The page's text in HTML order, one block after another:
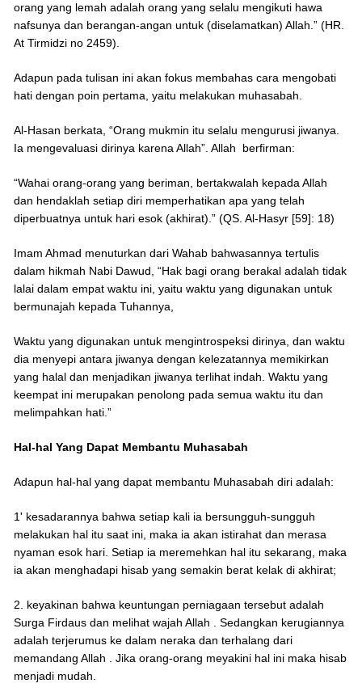
orang yang lemah adalah orang yang selalu mengikuti hawa
nafsunya dan berangan-angan untuk (diselamatkan) Allah.” (HR.
At Tirmidzi no 2459).
Adapun pada tulisan ini akan fokus membahas cara mengobati
hati dengan poin pertama, yaitu melakukan muhasabah.
Al-Hasan berkata, “Orang mukmin itu selalu mengurusi jiwanya.
Ia mengevaluasi dirinya karena Allah”. Allah berfirman:
“Wahai orang-orang yang beriman, bertakwalah kepada Allah
dan hendaklah setiap diri memperhatikan apa yang telah
diperbuatnya untuk hari esok (akhirat).” (QS. Al-Hasyr [59]: 18)
Imam Ahmad menuturkan dari Wahab bahwasannya tertulis
dalam hikmah Nabi Dawud, “Hak bagi orang berakal adalah tidak
lalai dalam empat waktu ini, yaitu waktu yang digunakan untuk
bermunajah kepada Tuhannya,
Waktu yang digunakan untuk mengintrospeksi dirinya, dan waktu
dia menyepi antara jiwanya dengan kelezatannya memikirkan
yang halal dan menjadikan jiwanya terlihat indah. Waktu yang
keempat ini merupakan penolong pada semua waktu itu dan
melimpahkan hati.”
Hal-hal Yang Dapat Membantu Muhasabah
Adapun hal-hal yang dapat membantu Muhasabah diri adalah:
1' kesadarannya bahwa setiap kali ia bersungguh-sungguh
melakukan hal itu saat ini, maka ia akan istirahat dan merasa
nyaman esok hari. Setiap ia meremehkan hal itu sekarang, maka
ia akan menghadapi hisab yang semakin berat kelak di akhirat;
2. keyakinan bahwa keuntungan perniagaan tersebut adalah
Surga Firdaus dan melihat wajah Allah . Sedangkan kerugiannya
adalah terjerumus ke dalam neraka dan terhalang dari
memandang Allah . Jika orang-orang meyakini hal ini maka hisab
menjadi mudah.